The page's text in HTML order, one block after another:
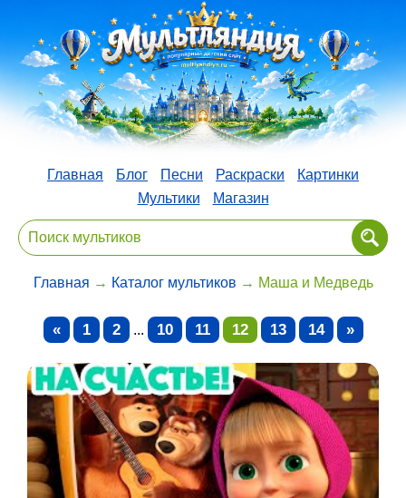
Главная Блог Песни Раскраски
Картинки
Мультики
Магазин
Главная → Каталог мультиков → Маша и Медведь
« 1 2 ... 10 11 12 13 14 »